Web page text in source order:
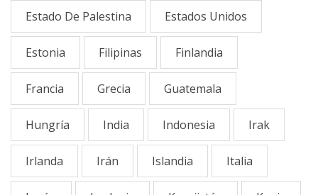
Estado De Palestina Estados Unidos
Estonia Filipinas Finlandia
Francia Grecia Guatemala
Hungría India Indonesia Irak
Irlanda Irán Islandia Italia